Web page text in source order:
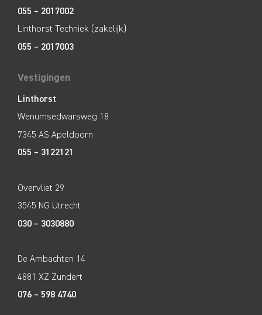
055 – 2017002
Linthorst Techniek (zakelijk)
055 – 2017003
Vestigingen
Linthorst
Wenumsedwarsweg 18
7345 AS Apeldoorn
055 – 3122121
Overvliet 29
3545 NG Utrecht
030 – 3030880
De Ambachten 14
4881 XZ Zundert
076 – 598 4740